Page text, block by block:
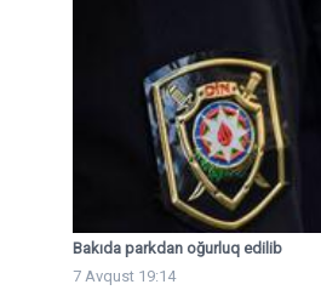
Bakıda parkdan oğurluq edilib
7 Avqust 19:14